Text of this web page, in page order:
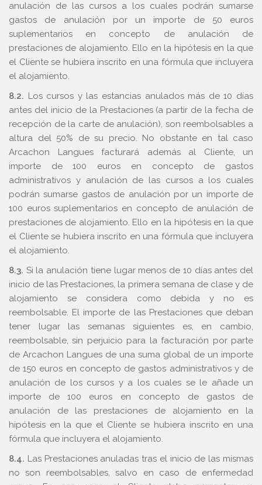
anulación de las cursos a los cuales podrán sumarse
gastos de anulación por un importe de 50 euros
suplementarios en concepto de anulación de
prestaciones de alojamiento. Ello en la hipótesis en la que
el Cliente se hubiera inscrito en una fórmula que incluyera
el alojamiento.
8.2. Los cursos y las estancias anulados más de 10 días
antes del inicio de la Prestaciones (a partir de la fecha de
recepción de la carte de anulación), son reembolsables a
altura del 50% de su precio. No obstante en tal caso
Arcachon Langues facturará además al Cliente, un
importe de 100 euros en concepto de gastos
administrativos y anulación de las cursos a los cuales
podrán sumarse gastos de anulación por un importe de
100 euros suplementarios en concepto de anulación de
prestaciones de alojamiento. Ello en la hipótesis en la que
el Cliente se hubiera inscrito en una fórmula que incluyera
el alojamiento.
8.3. Si la anulación tiene lugar menos de 10 días antes del
inicio de las Prestaciones, la primera semana de clase y de
alojamiento se considera como debida y no es
reembolsable. El importe de las Prestaciones que deban
tener lugar las semanas siguientes es, en cambio,
reembolsable, sin perjuicio para la facturación por parte
de Arcachon Langues de una suma global de un importe
de 150 euros en concepto de gastos administrativos y de
anulación de los cursos y a los cuales se le añade un
importe de 100 euros en concepto de gastos de
anulación de las prestaciones de alojamiento en la
hipótesis en la que el Cliente se hubiera inscrito en una
fórmula que incluyera el alojamiento.
8.4. Las Prestaciones anuladas tras el inicio de las mismas
no son reembolsables, salvo en caso de enfermedad